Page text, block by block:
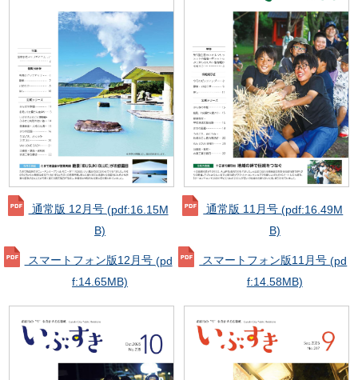
通常版 12月号 (pdf:16.15M
B)
スマートフォン版12月号 (pd
f:14.65MB)
通常版 11月号(pdf:16.49M
B)
スマートフォン版11月号(pd
f:14.58MB)